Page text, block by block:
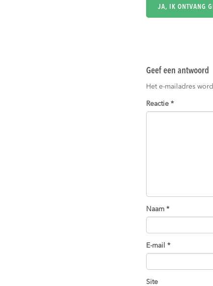
Geef een antwoord
Het e-mailadres
Reactie *
Naam *
E-mail *
Site